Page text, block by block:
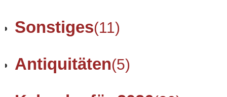
Sonstiges(11)
Antiquitäten(5)